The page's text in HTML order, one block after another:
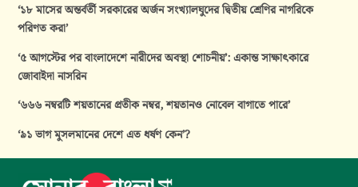
‘১৮ মাসের অন্তর্বর্তী সরকারের অর্জন সংখ্যালঘুদের দ্বিতীয় শ্রেণির নাগরিকে
পরিণত করা’
‘৫ আগস্টের পর বাংলাদেশে নারীদের অবস্থা শোচনীয়’: একান্ত সাক্ষাৎকারে
জোবাইদা নাসরিন
‘৬৬৬ নম্বরটি শয়তানের প্রতীক নম্বর, শয়তানও নোবেল বাগাতে পারে’
‘৯১ ভাগ মুসলমানের দেশে এত ধর্ষণ কেন’?